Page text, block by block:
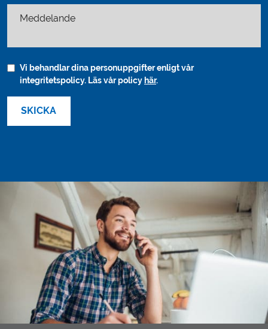
Vi behandlar dina personuppgifter enligt vår
integritetspolicy. Läs vår policy här.